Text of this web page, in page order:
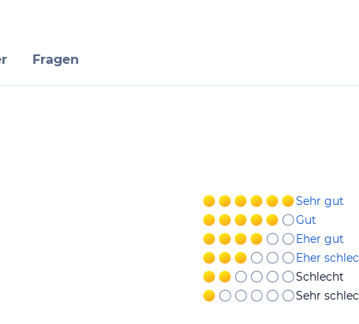
Fragen
Sehr gut
Gut
Eher gut
Eher
Schlecht
Sehr